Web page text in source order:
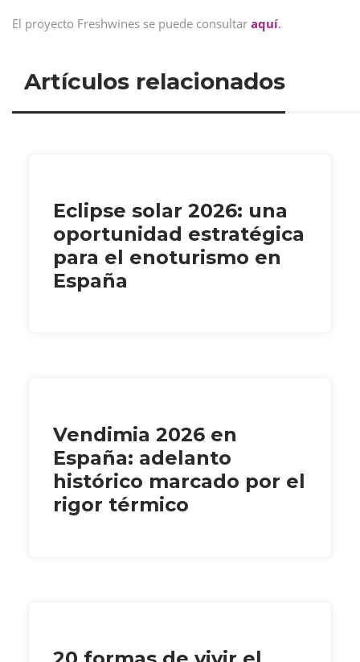
El proyecto Freshwines se puede consultar aquí.
Artículos relacionados
Eclipse solar 2026: una
oportunidad estratégica
para el enoturismo en
España
Vendimia 2026 en
España: adelanto
histórico marcado por el
rigor térmico